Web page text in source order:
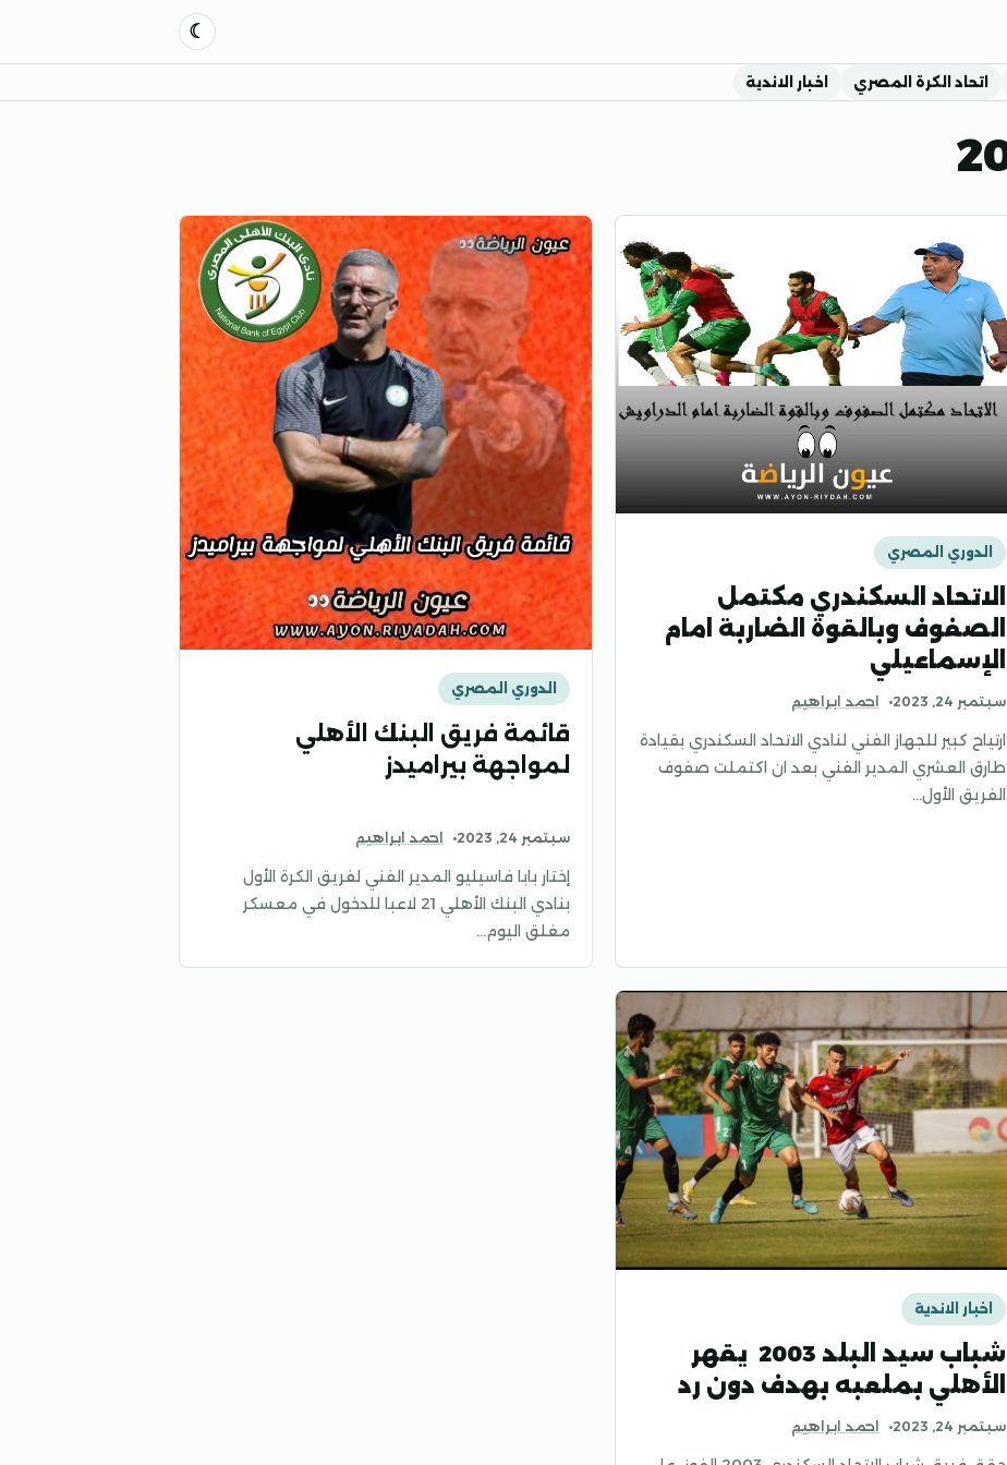
اتحاد الكرة المصري اخبار الاندية
الدوري المصري
الاتحاد السكندري مكتمل
الصفوف وبالقوة الضاربة امام
الإسماعيلي
سبتمبر 24, 2023 احمد ابراهيم
ارتياح كبير للجهاز الفني لنادي الاتحاد السكندري بقيادة
طارق العشري المدير الفني بعد ان اكتملت صفوف
الفريق الأول…
الدوري المصري
قائمة فريق البنك الأهلي
لمواجهة بيراميدز
سبتمبر 24, 2023 احمد ابراهيم
إختار بابا فاسيليو المدير الفني لفريق الكرة الأول
بنادي البنك الأهلي 21 لاعبا للدخول في معسكر
مغلق اليوم…
اخبار الاندية
شباب سيد البلد 2003 يقهر
الأهلي بملعبه بهدف دون رد
سبتمبر 24, 2023 احمد ابراهيم